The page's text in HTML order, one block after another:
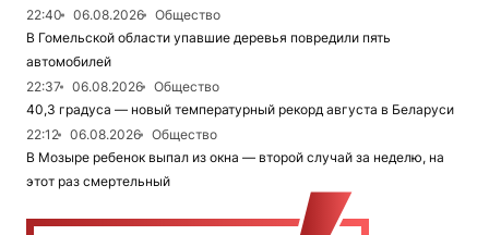
22:40
06.08.2026
Общество
В Гомельской области упавшие деревья повредили пять
автомобилей
22:37
06.08.2026
Общество
40,3 градуса — новый температурный рекорд августа в Беларуси
22:12
06.08.2026
Общество
В Мозыре ребенок выпал из окна — второй случай за неделю, на
этот раз смертельный